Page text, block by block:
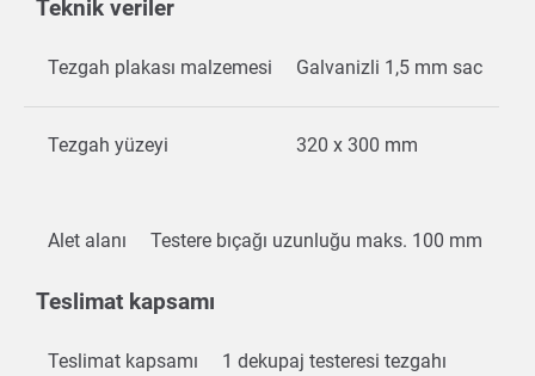
Teknik veriler
Tezgah plakası malzemesi Galvanizli 1,5 mm sac
Tezgah yüzeyi 320 x 300 mm
Alet alanı Testere bıçağı uzunluğu maks. 100 mm
Teslimat kapsamı
Teslimat kapsamı
1 dekupaj testeresi tezgahı